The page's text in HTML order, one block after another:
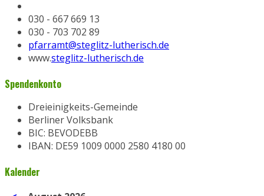
030 - 667 669 13
030 - 703 702 89
pfarramt@steglitz-lutherisch.de
www.steglitz-lutherisch.de
Spendenkonto
Dreieinigkeits-Gemeinde
Berliner Volksbank
BIC: BEVODEBB
IBAN: DE59 1009 0000 2580 4180 00
Kalender